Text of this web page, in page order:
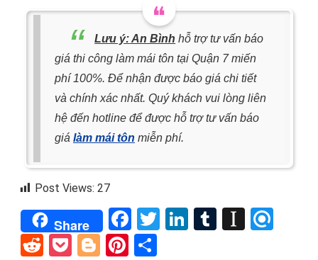
Lưu ý:An Bình hỗ trợ tư vấn báo
giá thi công làm mái tôn tại Quận 7 miến
phí 100%. Để nhận được báo giá chi tiết
và chính xác nhất. Quý khách vui lòng liên
hệ đến hotline để được hỗ trợ tư vấn báo
giá làm mái tôn miễn phí.
Post Views: 27
Share Facebook
TwitterLinkedIn
Tumblr
RedditPocket
BloggerPinterest